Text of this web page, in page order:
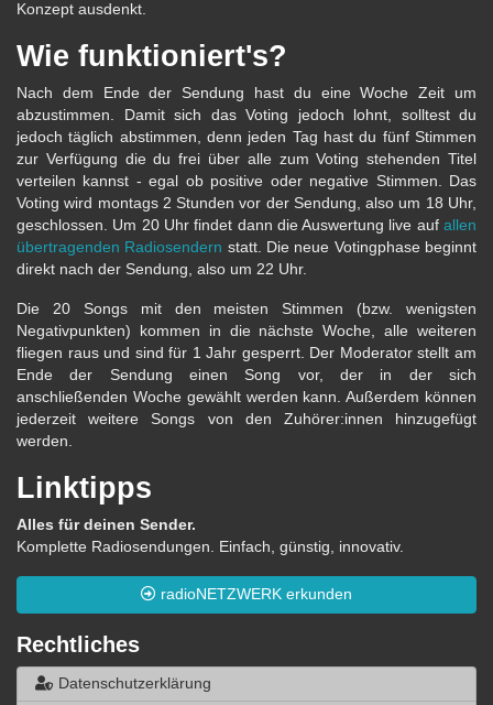
Konzept ausdenkt.
Wie funktioniert's?
Nach dem Ende der Sendung hast du eine Woche Zeit um
abzustimmen. Damit sich das Voting jedoch lohnt, solltest du
jedoch täglich abstimmen, denn jeden Tag hast du fünf Stimmen
zur Verfügung die du frei über alle zum Voting stehenden Titel
verteilen kannst - egal ob positive oder negative Stimmen. Das
Voting wird montags 2 Stunden vor der Sendung, also um 18 Uhr,
geschlossen. Um 20 Uhr findet dann die Auswertung live auf allen
übertragenden Radiosendern statt. Die neue Votingphase beginnt
direkt nach der Sendung, also um 22 Uhr.
Die 20 Songs mit den meisten Stimmen (bzw. wenigsten
Negativpunkten) kommen in die nächste Woche, alle weiteren
fliegen raus und sind für 1 Jahr gesperrt. Der Moderator stellt am
Ende der Sendung einen Song vor, der in der sich
anschließenden Woche gewählt werden kann. Außerdem können
jederzeit weitere Songs von den Zuhörer:innen hinzugefügt
werden.
Linktipps
Alles für deinen Sender.
Komplette Radiosendungen. Einfach, günstig, innovativ.
radioNETZWERK erkunden
Rechtliches
Datenschutzerklärung